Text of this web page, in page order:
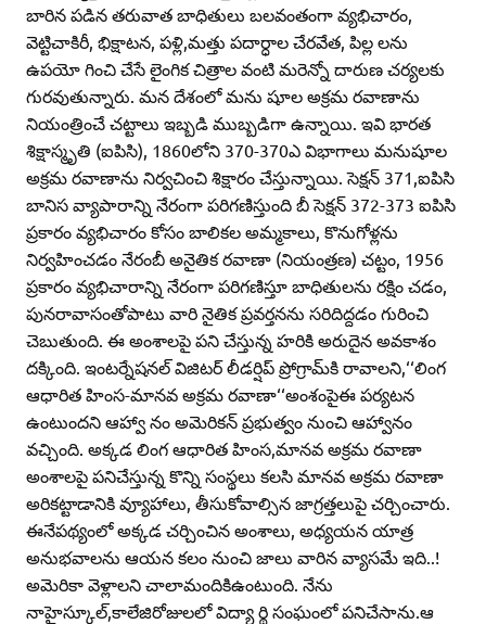
బారిన పడిన తరువాత బాధితులు బలవంతంగా వ్యభిచారం,
వెట్టిచాకిరీ, భిక్షాటన, పళ్లి,మత్తు పదార్ధాల చేరవేత, పిల్ల లను
ఉపయో గించి చేసే లైంగిక చిత్రాల వంటి మరెన్నో దారుణ చర్యలకు
గురవుతున్నారు. మన దేశంలో మను షూల అక్రమ రవాణాను
నియంత్రించే చట్టాలు ఇబ్బడి ముబ్బడిగా ఉన్నాయి. ఇవి భారత
శిక్షాస్మృతి (ఐపిసి), 1860లోని 370-370ఎ విభాగాలు మనుషూల
అక్రమ రవాణాను నిర్వచించి శిక్షారం చేస్తున్నాయి. సెక్షన్‌ 371,ఐపిసి
బానిస వ్యాపారాన్ని నేరంగా పరిగణిస్తుంది బీ సెక్షన్‌ 372-373 ఐపిసి
ప్రకారం వ్యభిచారం కోసం బాలికల అమ్మకాలు, కొనుగోళ్లను
నిర్వహించడం నేరంబీ అనైతిక రవాణా (నియంత్రణ) చట్టం, 1956
ప్రకారం వ్యభిచారాన్ని నేరంగా పరిగణిస్తూ బాధితులను రక్షిం చడం,
పునరావాసంతోపాటు వారి నైతిక ప్రవర్తనను సరిదిద్దడం గురించి
చెబుతుంది. ఈ అంశాలపై పని చేస్తున్న హరికి అరుదైన అవకాశం
దక్కింది. ఇంటర్నేషనల్‌ విజిటర్‌ లీడర్షిప్‌ ప్రోగ్రామ్‌కి రావాలని,‘‘లింగ
ఆధారిత హింస-మానవ అక్రమ రవాణా‘‘అంశంపైఈ పర్యటన
ఉంటుందని ఆహ్వా నం అమెరికన్‌ ప్రభుత్వం నుంచి ఆహ్వానం
వచ్చింది. అక్కడ లింగ ఆధారిత హింస,మానవ అక్రమ రవాణా
అంశాలపై పనిచేస్తున్న కొన్ని సంస్థలు కలసి మానవ అక్రమ రవాణా
అరికట్టాడానికి వ్యూహాలు, తీసుకోవాల్సిన జాగ్రత్తలుపై చర్చించారు.
ఈనేపథ్యంలో అక్కడ చర్చించిన అంశాలు, అధ్యయన యాత్ర
అనుభవాలను ఆయన కలం నుంచి జాలు వారిన వ్యాసమే ఇది..!
అమెరికా వెళ్లాలని చాలామందికిఉంటుంది. నేను
నాహైస్కూల్‌,కాలేజిరోజులలో విద్యా ర్థి సంఘంలో పనిచేసాను.ఆ